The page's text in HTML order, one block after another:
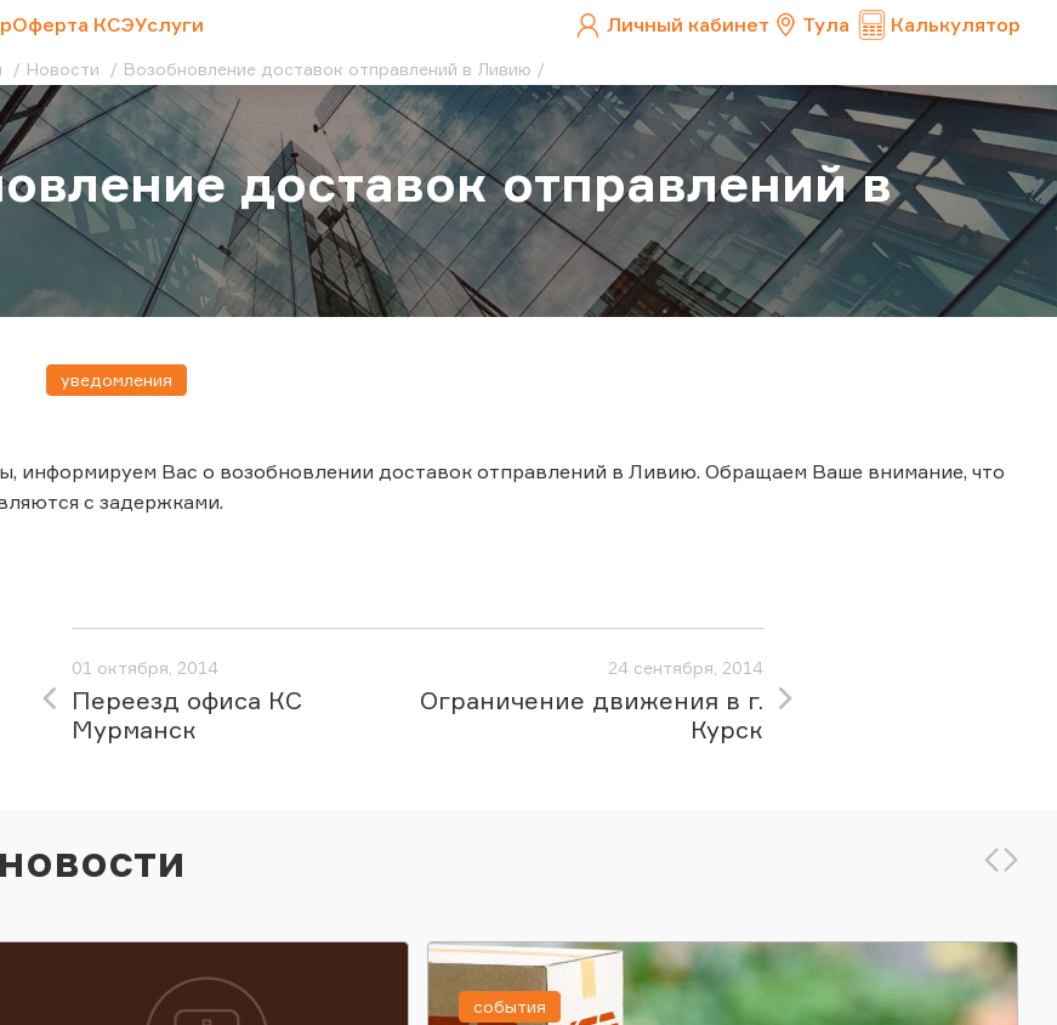
Оферта КСЭУслуги Личный кабинет Тула Калькулятор
Новости Возобновление доставок отправлений в Ливию
доставок отправлений в
уведомления
информируем Вас о возобновлении доставок отправлений в Ливию. Обращаем Ваше внимание, что
с задержками.
01 октября, 2014
Переезд офиса КС
Мурманск
24 сентября, 2014
Ограничение движения в г.
Курск
события